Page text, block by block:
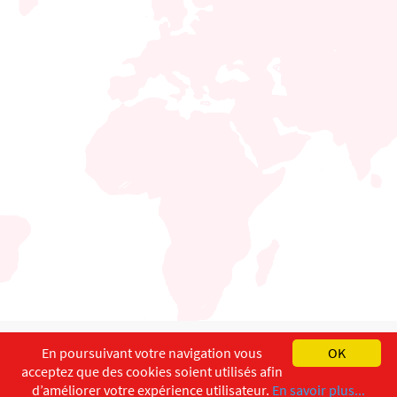
English Français
Copyright ©ISEC-AdW Aspects légaux
OK
En poursuivant votre navigation vous
acceptez que des cookies soient utilisés afin
d’améliorer votre expérience utilisateur. En savoir plus...